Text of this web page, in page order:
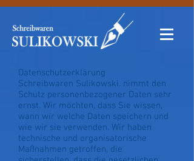
Datenschutzerklärung
Schreibwaren Sulikowski. nimmt den
Schutz personenbezogener Daten sehr
ernst. Wir möchten, dass Sie wissen,
wann wir welche Daten speichern und
wie wir sie verwenden. Wir haben
technische und organisatorische
Maßnahmen getroffen, die